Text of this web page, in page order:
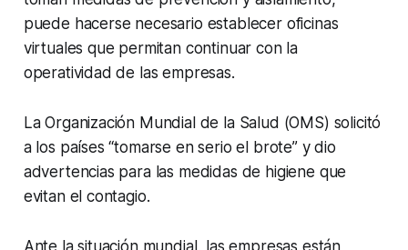
puede hacerse necesario establecer oficinas
virtuales que permitan continuar con la
operatividad de las empresas.
La Organización Mundial de la Salud (OMS) solicitó
a los países “tomarse en serio el brote” y dio
advertencias para las medidas de higiene que
evitan el contagio.
Ante la situación mundial, las empresas están